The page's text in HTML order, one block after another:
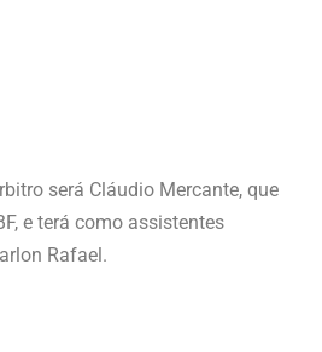
será Cláudio Mercante, que
e terá como assistentes
Rafael.